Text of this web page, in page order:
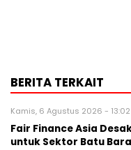
BERITA TERKAIT
Kamis, 6 Agustus 2026 - 13:02
Fair Finance Asia
untuk Sektor Batu Bara